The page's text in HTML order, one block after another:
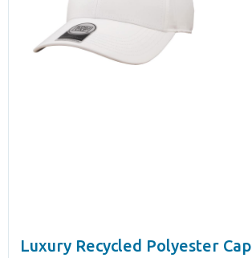
Luxury Recycled Polyester Cap